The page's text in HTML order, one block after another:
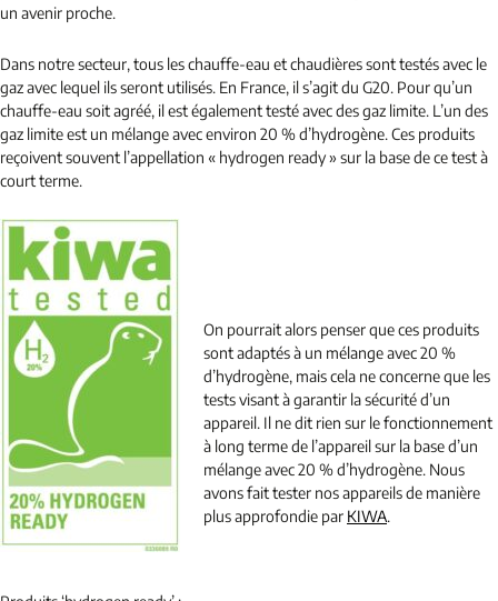
un avenir proche.
Dans notre secteur, tous les chauffe-eau et chaudières sont testés avec le
gaz avec lequel ils seront utilisés. En France, il s’agit du G20. Pour qu’un
chauffe-eau soit agréé, il est également testé avec des gaz limite. L’un des
gaz limite est un mélange avec environ 20 % d’hydrogène. Ces produits
reçoivent souvent l’appellation « hydrogen ready » sur la base de ce test à
court terme.
On pourrait alors penser que ces produits
sont adaptés à un mélange avec 20 %
d’hydrogène, mais cela ne concerne que les
tests visant à garantir la sécurité d’un
appareil. Il ne dit rien sur le fonctionnement
à long terme de l’appareil sur la base d’un
mélange avec 20 % d’hydrogène. Nous
avons fait tester nos appareils de manière
plus approfondie par KIWA.